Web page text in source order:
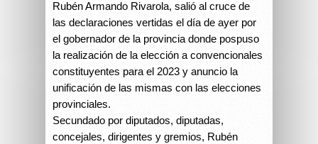
Rubén Armando Rivarola, salió al cruce de
las declaraciones vertidas el día de ayer por
el gobernador de la provincia donde pospuso
la realización de la elección a convencionales
constituyentes para el 2023 y anuncio la
unificación de las mismas con las elecciones
provinciales.
Secundado por diputados, diputadas,
concejales, dirigentes y gremios, Rubén